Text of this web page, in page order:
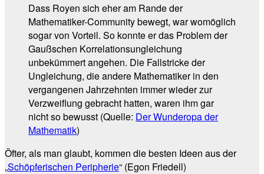
Dass Royen sich eher am Rande der
Mathematiker-Community bewegt, war womöglich
sogar von Vorteil. So konnte er das Problem der
Gaußschen Korrelationsungleichung
unbekümmert angehen. Die Fallstricke der
Ungleichung, die andere Mathematiker in den
vergangenen Jahrzehnten immer wieder zur
Verzweiflung gebracht hatten, waren ihm gar
nicht so bewusst (Quelle: Der Wunderopa der
Mathematik)
Öfter, als man glaubt, kommen die besten Ideen aus der
„Schöpferischen Peripherie“ (Egon Friedell)